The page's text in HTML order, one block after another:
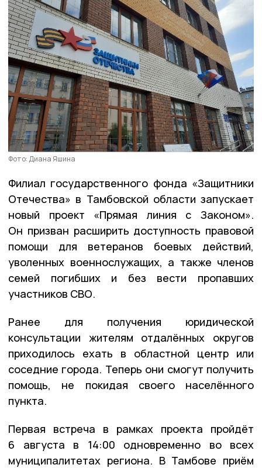
Фото: Диана Яшина
Филиал государственного фонда «Защитники
Отечества» в Тамбовской области запускает
новый проект «Прямая линия с Законом».
Он призван расширить доступность правовой
помощи для ветеранов боевых действий,
уволенных военнослужащих, а также членов
семей погибших и без вести пропавших
участников СВО.
Ранее для получения юридической
консультации жителям отдалённых округов
приходилось ехать в областной центр или
соседние города. Теперь они смогут получить
помощь, не покидая своего населённого
пункта.
Первая встреча в рамках проекта пройдёт
6 августа в 14:00 одновременно во всех
муниципалитетах региона. В Тамбове приём